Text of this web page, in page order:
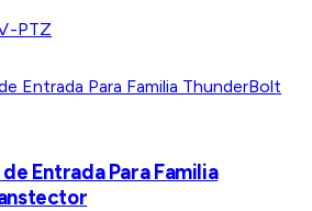
PTZ
Entrada Para Familia